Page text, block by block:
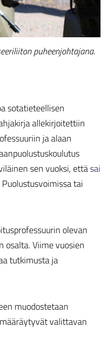
puheenjohtajana.
sotatieteellisen
allekirjoitettiin
ja alaan
sen vuoksi, ettäsai
tai
olevan
osalta. Viime vuosien
tutkimusta ja
muodostetaan
valittavan